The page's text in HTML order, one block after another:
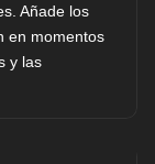
Añade los
en momentos
y las